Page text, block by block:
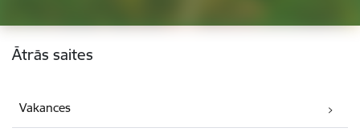
Kājene
Ātrās saites
Vakances